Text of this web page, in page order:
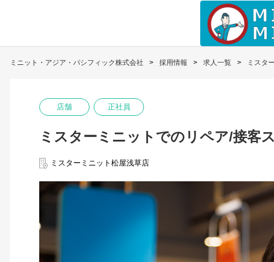
ミニット・アジア・パシフィック株式会社 採用情報 求人一覧 ミスタ
店舗 正社員
ミスターミニットでのリペア/接客
ミスターミニット松屋浅草店